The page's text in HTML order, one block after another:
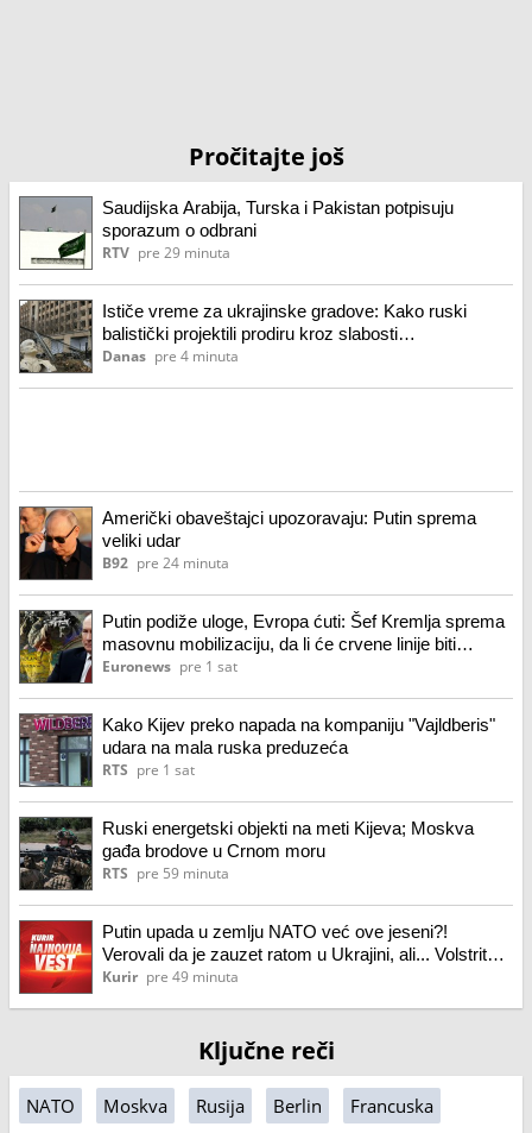
Pročitajte još
Saudijska Arabija, Turska i Pakistan potpisuju
sporazum o odbrani
RTV pre 29 minuta
Ističe vreme za ukrajinske gradove: Kako ruski
balistički projektili prodiru kroz slabosti
protivvazdušne odbrane Kijeva
Danas pre 4 minuta
Američki obaveštajci upozoravaju: Putin sprema
veliki udar
B92 pre 24 minuta
Putin podiže uloge, Evropa ćuti: Šef Kremlja sprema
masovnu mobilizaciju, da li će crvene linije biti
povučene?
Euronews pre 1 sat
Kako Kijev preko napada na kompaniju "Vajldberis"
udara na mala ruska preduzeća
RTS pre 1 sat
Ruski energetski objekti na meti Kijeva; Moskva
gađa brodove u Crnom moru
RTS pre 59 minuta
Putin upada u zemlju NATO već ove jeseni?!
Verovali da je zauzet ratom u Ukrajini, ali... Volstrit
džurnal ekskluzivno objavio izveštaj obaveštajnih
Kurir pre 49 minuta
Ključne reči
NATO Moskva Rusija Berlin Francuska